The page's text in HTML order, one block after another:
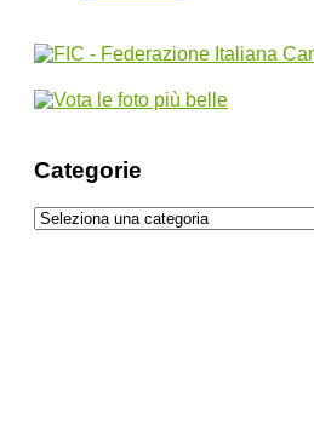
Categorie
Categorie